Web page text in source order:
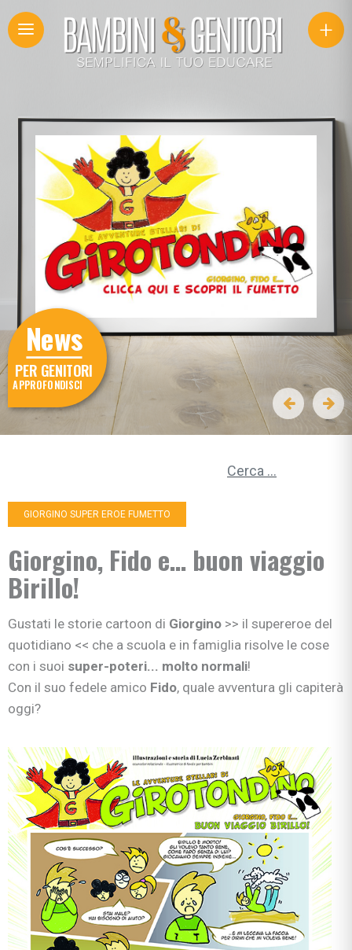
+
News
PER GENITORI
APPROFONDISCI
GIORGINO SUPER EROE FUMETTO
Giorgino, Fido e… buon viaggio
Birillo!
Gustati le storie cartoon di Giorgino >> il supereroe del
quotidiano << che a scuola e in famiglia risolve le cose
con i suoi super-poteri... molto normali!
Con il suo fedele amico Fido, quale avventura gli capiterà
oggi?